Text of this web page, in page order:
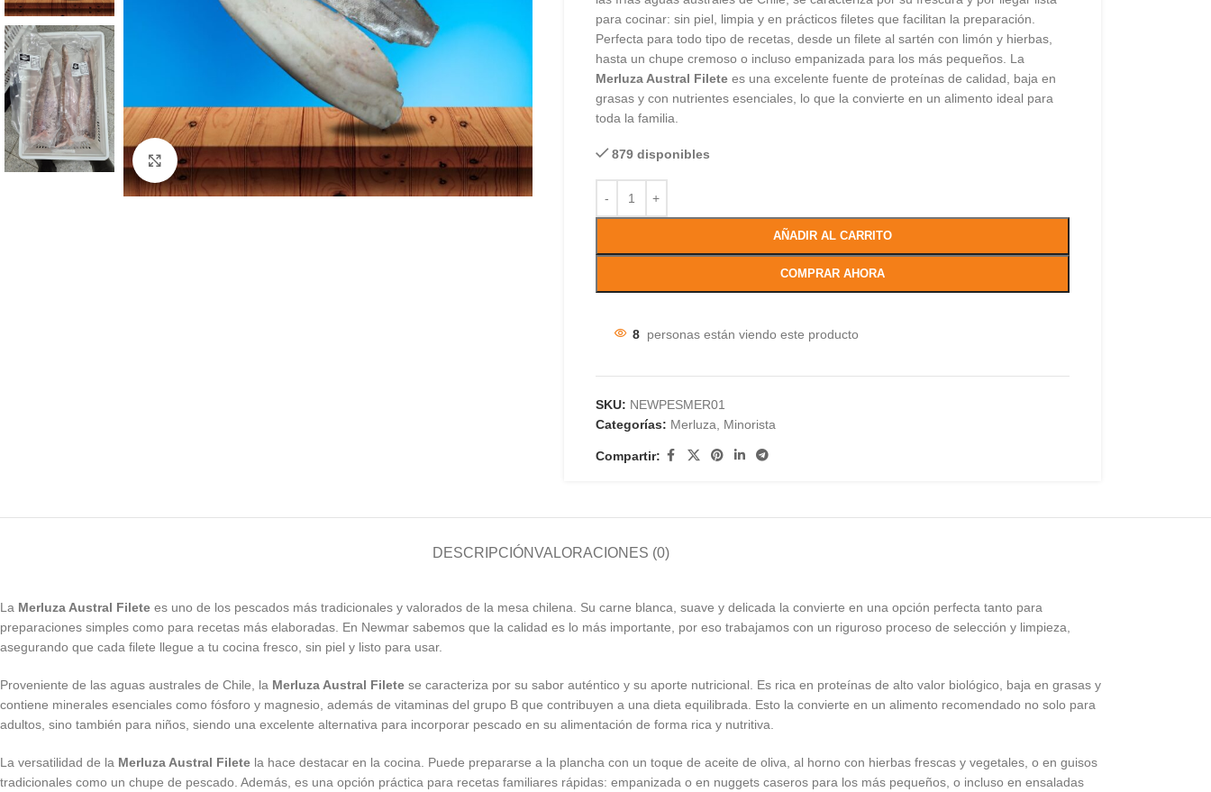
Clic para ampliar
para cocinar: sin piel, limpia y en prácticos filetes que facilitan la preparación.
Perfecta para todo tipo de recetas, desde un filete al sartén con limón y hierbas,
hasta un chupe cremoso o incluso empanizada para los más pequeños. La
Merluza Austral Filetees una excelente fuente de proteínas de calidad, baja en
grasas y con nutrientes esenciales, lo que la convierte en un alimento ideal para
toda la familia.
879 disponibles
AÑADIR AL CARRITO
COMPRAR AHORA
8 personas están viendo este producto
SKU: NEWPESMER01
Categorías: Merluza Minorista
Compartir:
DESCRIPCIÓNVALORACIONES (0)
La Merluza Austral Filete es uno de los pescados más tradicionales y valorados de la mesa chilena. Su carne blanca, suave y delicada la convierte en una opción perfecta tanto para
preparaciones simples como para recetas más elaboradas. En Newmar sabemos que la calidad es lo más importante, por eso trabajamos con un riguroso proceso de selección y limpieza,
asegurando que cada filete llegue a tu cocina fresco, sin piel y listo para usar.
Proveniente de las aguas australes de Chile, la Merluza Austral Filete se caracteriza por su sabor auténtico y su aporte nutricional. Es rica en proteínas de alto valor biológico, baja en grasas y
contiene minerales esenciales como fósforo y magnesio, además de vitaminas del grupo B que contribuyen a una dieta equilibrada. Esto la convierte en un alimento recomendado no solo para
adultos, sino también para niños, siendo una excelente alternativa para incorporar pescado en su alimentación de forma rica y nutritiva.
La versatilidad de la Merluza Austral Filete la hace destacar en la cocina. Puede prepararse a la plancha con un toque de aceite de oliva, al horno con hierbas frescas y vegetales, o en guisos
tradicionales como un chupe de pescado. Además, es una opción práctica para recetas familiares rápidas: empanizada o en nuggets caseros para los más pequeños, o incluso en ensaladas